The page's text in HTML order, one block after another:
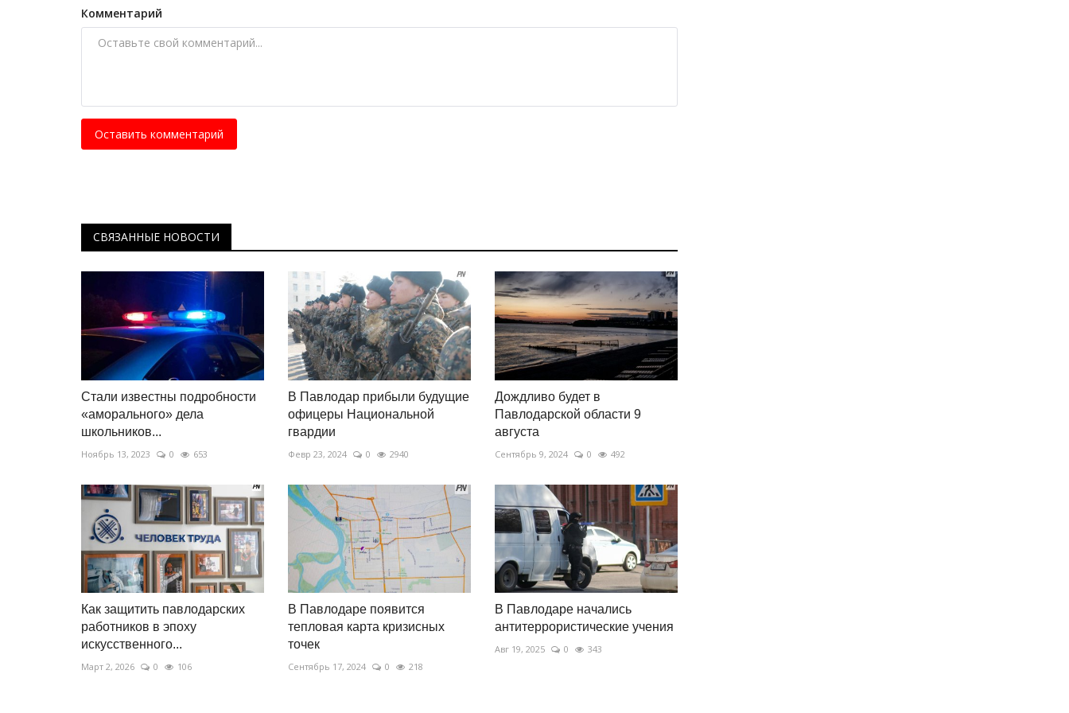
Комментарий
Оставить комментарий
СВЯЗАННЫЕ НОВОСТИ
Стали известны подробности
«аморального» дела
школьников...
Ноябрь 13, 2023 0 653
В Павлодар прибыли будущие
офицеры Национальной
гвардии
Февр 23, 2024 0 2940
Дождливо будет в
Павлодарской области 9
августа
Сентябрь 9, 2024 0 492
Как защитить павлодарских
работников в эпоху
искусственного...
Март 2, 2026 0 106
В Павлодаре появится
тепловая карта кризисных
точек
Сентябрь 17, 2024 0 218
В Павлодаре начались
антитеррористические учения
Авг 19, 2025 0 343